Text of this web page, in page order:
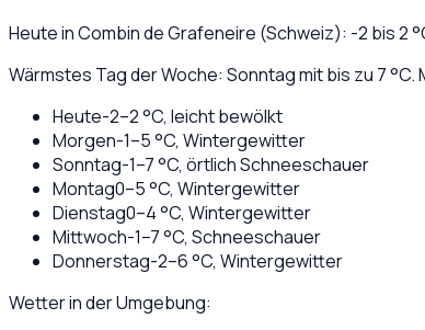
Heute inCombin de Grafeneire (Schweiz): -2 bis2
Wärmstes Tag der Woche: Sonntag mit bis zu 7 °C.
Heute-2–2°C, leicht bewölkt
Morgen-1–5°C, Wintergewitter
Sonntag-1–7°C, örtlich Schneeschauer
Montag0–5°C, Wintergewitter
Dienstag0–4°C, Wintergewitter
Mittwoch-1–7°C, Schneeschauer
Donnerstag-2–6°C, Wintergewitter
Wetter in der Umgebung: